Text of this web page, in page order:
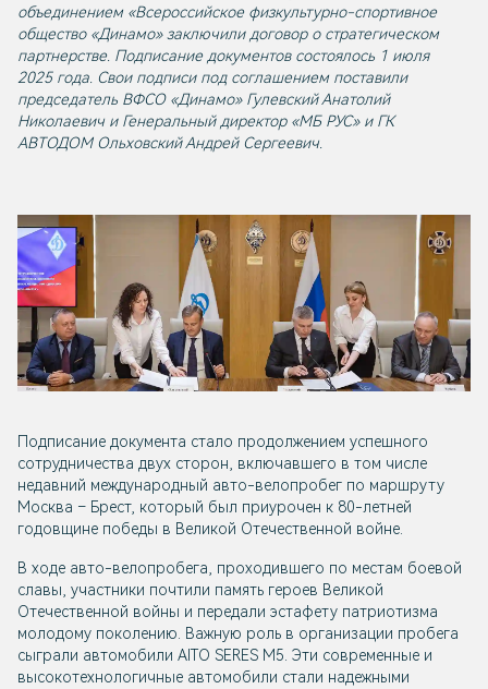
объединением «Всероссийское физкультурно-спортивное
общество «Динамо» заключили договор о стратегическом
партнерстве. Подписание документов состоялось 1 июля
2025 года. Свои подписи под соглашением поставили
председатель ВФСО «Динамо» Гулевский Анатолий
Николаевич и Генеральный директор «МБ РУС» и ГК
АВТОДОМ Ольховский Андрей Сергеевич.
Подписание документа стало продолжением успешного
сотрудничества двух сторон, включавшего в том числе
недавний международный авто-велопробег по маршруту
Москва – Брест, который был приурочен к 80-летней
годовщине победы в Великой Отечественной войне.
В ходе авто-велопробега, проходившего по местам боевой
славы, участники почтили память героев Великой
Отечественной войны и передали эстафету патриотизма
молодому поколению. Важную роль в организации пробега
сыграли автомобили AITO SERES M5. Эти современные и
высокотехнологичные автомобили стали надежными